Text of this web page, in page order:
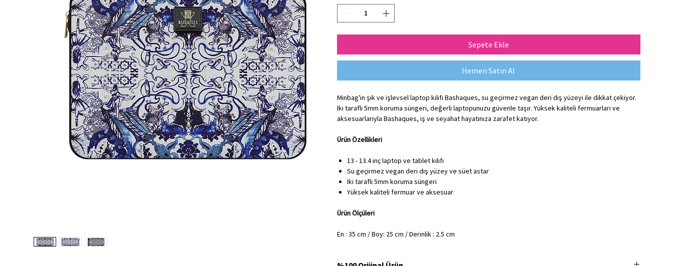
Sepete Ekle
Hemen Satın Al
Minbag'in şık ve işlevsel laptop kılıfı Bashaques, su geçirmez vegan deri dış yüzeyi ile dikkat çekiyor.
İki taraflı 5mm koruma süngeri, değerli laptopunuzu güvenle taşır. Yüksek kaliteli fermuarları ve
aksesuarlarıyla Bashaques, iş ve seyahat hayatınıza zarafet katıyor.
Ürün Özellikleri
13 - 13.4 inç laptop ve tablet kılıfı
Su geçirmez vegan deri dış yüzey ve süet astar
İki taraflı 5mm koruma süngeri
Yüksek kaliteli fermuar ve aksesuar
Ürün Ölçüleri
En : 35 cm / Boy: 25 cm / Derinlik : 2.5 cm